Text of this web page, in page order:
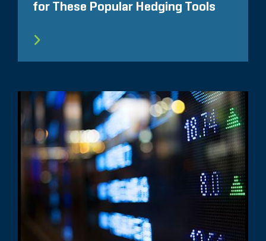
for These Popular Hedging Tools